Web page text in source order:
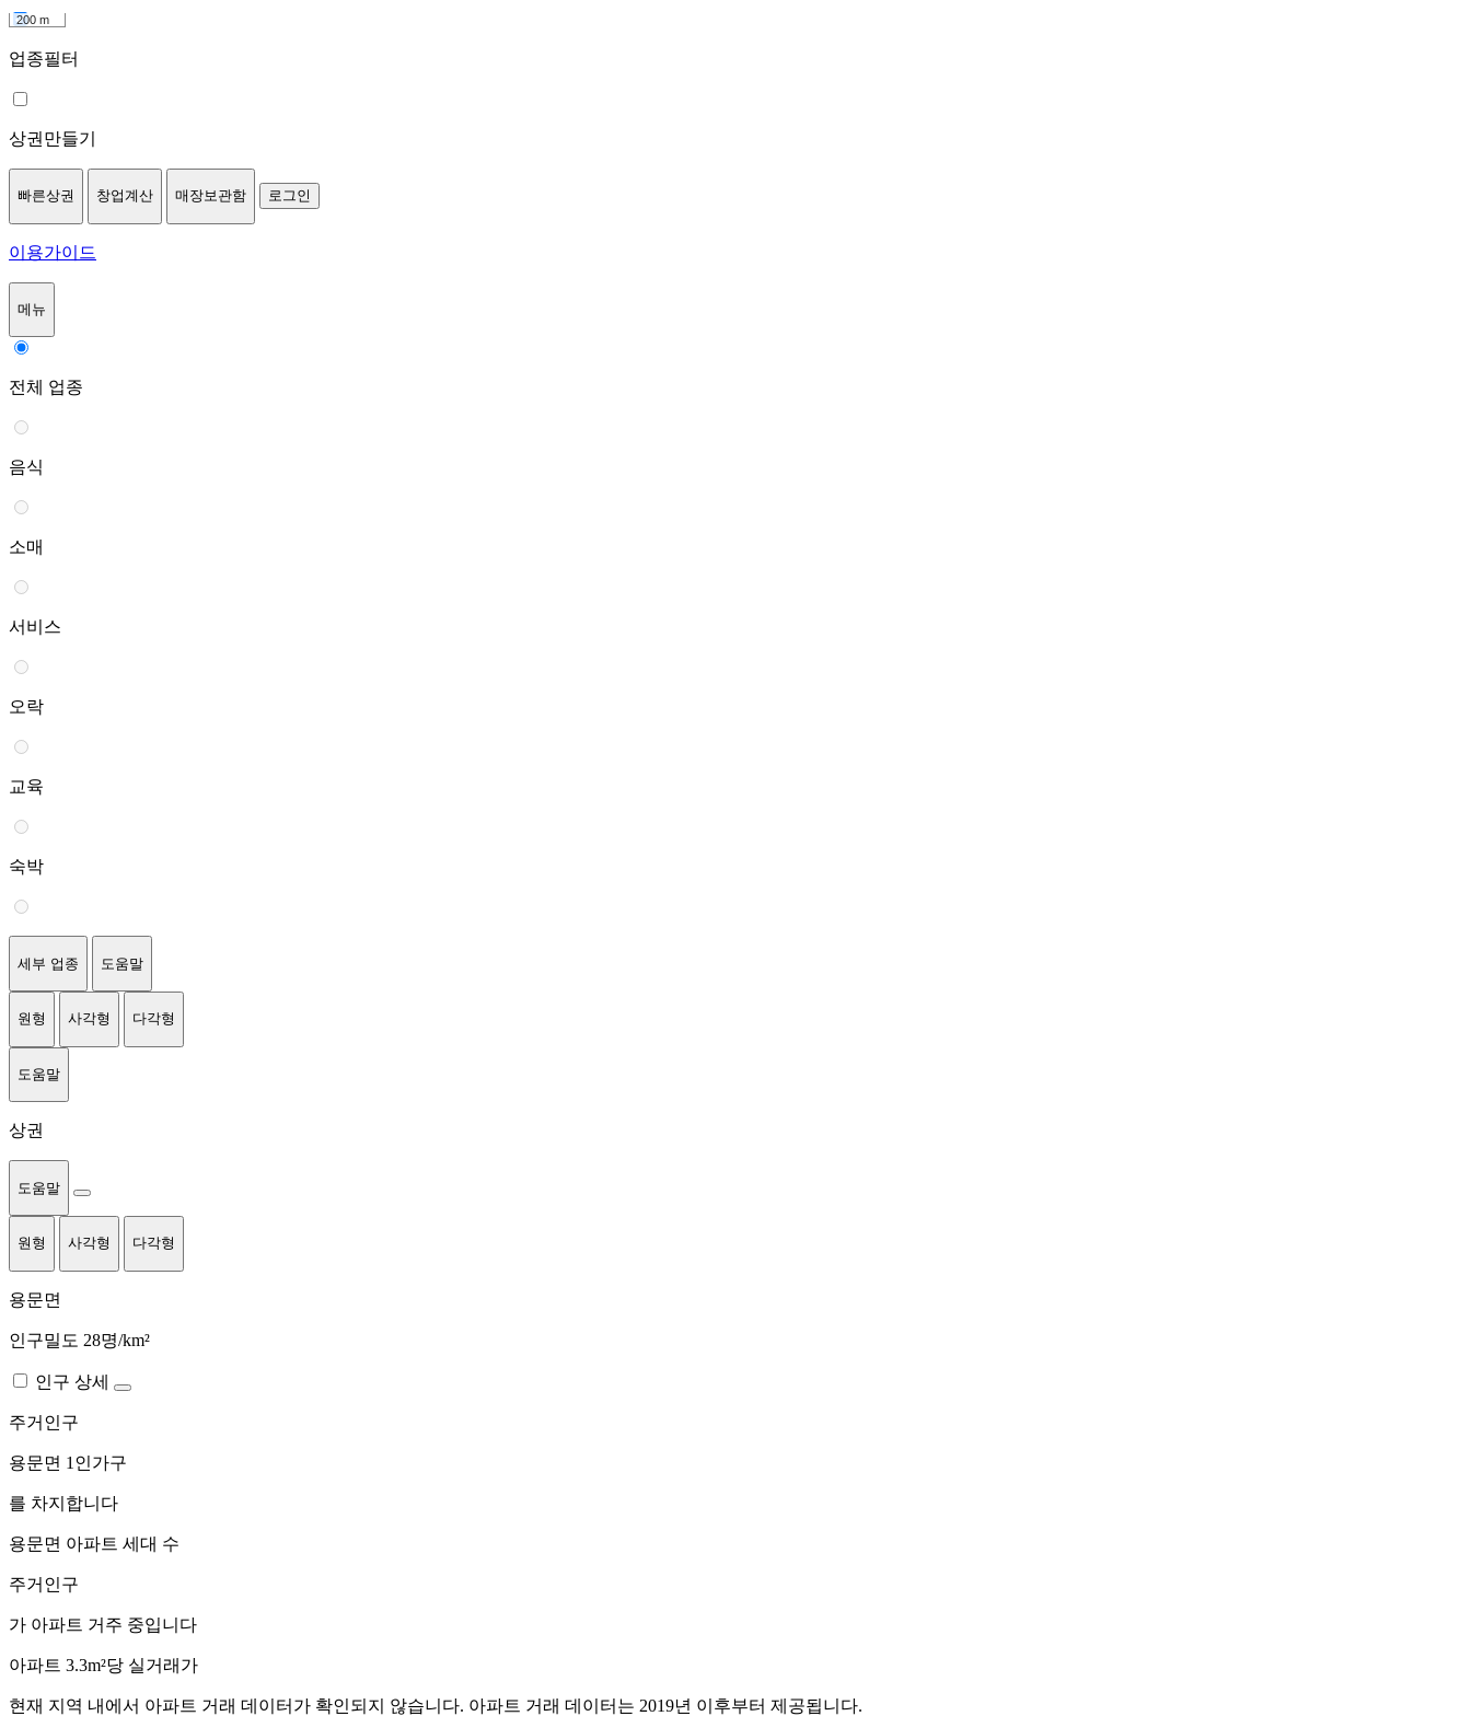
200 m
업종필터
상권만들기
빠른상권 창업계산 매장보관함 로그인
이용가이드
메뉴
전체 업종
음식
소매
서비스
오락
교육
숙박
세부 업종 도움말
원형 사각형 다각형
도움말
상권
도움말
원형 사각형 다각형
용문면
인구밀도 28명/km²
인구 상세
주거인구
용문면 1인가구
를 차지합니다
용문면 아파트 세대 수
주거인구
가 아파트 거주 중입니다
아파트 3.3m²당 실거래가
현재 지역 내에서 아파트 거래 데이터가 확인되지 않습니다. 아파트 거래 데이터는 2019년 이후부터 제공됩니다.